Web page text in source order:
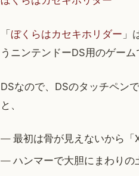
「 ぼくらはカセキホリダー 」
うニンテンドーDS用のゲーム
DSなので、DSのタッチペン
と、
最初は骨が見えないから
ハンマーで大胆にまわりの